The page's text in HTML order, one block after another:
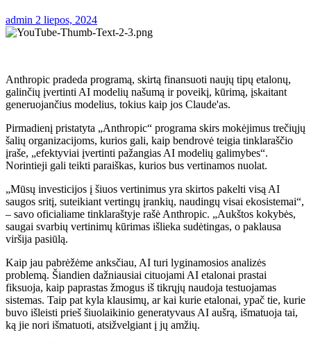
admin 2 liepos, 2024
Anthropic pradeda programą, skirtą finansuoti naujų tipų etalonų,
galinčių įvertinti AI modelių našumą ir poveikį, kūrimą, įskaitant
generuojančius modelius, tokius kaip jos Claude'as.
Pirmadienį pristatyta „Anthropic“ programa skirs mokėjimus trečiųjų
šalių organizacijoms, kurios gali, kaip bendrovė teigia tinklaraščio
įraše, „efektyviai įvertinti pažangias AI modelių galimybes“.
Norintieji gali teikti paraiškas, kurios bus vertinamos nuolat.
„Mūsų investicijos į šiuos vertinimus yra skirtos pakelti visą AI
saugos sritį, suteikiant vertingų įrankių, naudingų visai ekosistemai“,
– savo oficialiame tinklaraštyje rašė Anthropic. „Aukštos kokybės,
saugai svarbių vertinimų kūrimas išlieka sudėtingas, o paklausa
viršija pasiūlą.
Kaip jau pabrėžėme anksčiau, AI turi lyginamosios analizės
problemą. Šiandien dažniausiai cituojami AI etalonai prastai
fiksuoja, kaip paprastas žmogus iš tikrųjų naudoja testuojamas
sistemas. Taip pat kyla klausimų, ar kai kurie etalonai, ypač tie, kurie
buvo išleisti prieš šiuolaikinio generatyvaus AI aušrą, išmatuoja tai,
ką jie nori išmatuoti, atsižvelgiant į jų amžių.